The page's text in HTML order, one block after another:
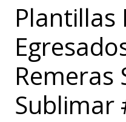
Plantillas
Remeras
Sublimar